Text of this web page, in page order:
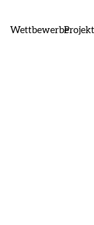
Wettbewerbe